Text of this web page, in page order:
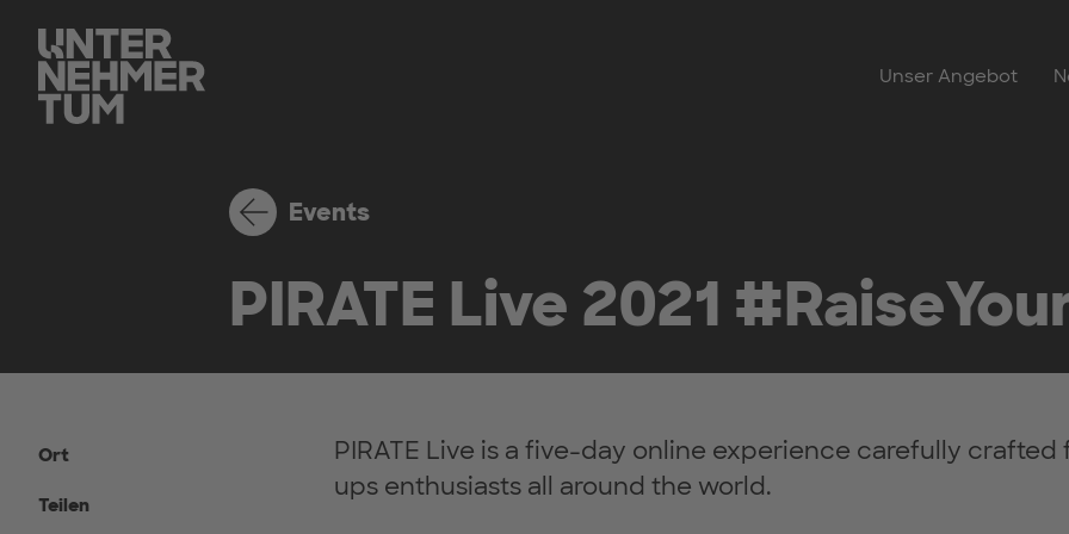
Unser Angebot
Events
PIRATE Live 2021
Ort
Teilen
PIRATE Live is a five-day online experience carefully
ups enthusiasts all around the world.